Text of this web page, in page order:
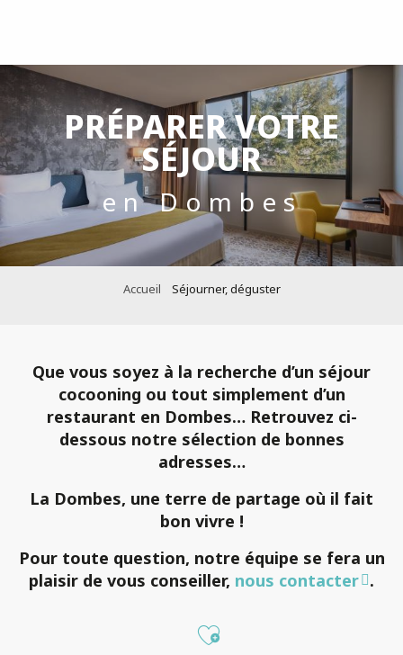
principal
PRÉPARER VOTRE
SÉJOUR
en Dombes
Accueil Séjourner, déguster
Que vous soyez à la recherche d’un séjour
cocooning ou tout simplement d’un
restaurant en Dombes… Retrouvez ci-
dessous notre sélection de bonnes
adresses…
La Dombes, une terre de partage où il fait
bon vivre !
Pour toute question, notre équipe se fera un
plaisir de vous conseiller, nous contacter .
Ajouter aux